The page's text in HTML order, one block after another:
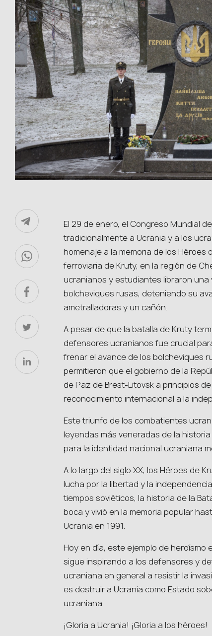
El 29 de enero, el Congreso Mundial
tradicionalmente a Ucrania y a los
homenaje a la memoria de los Héroes
ferroviaria de Kruty, en la región de
ucranianos y estudiantes libraron
bolcheviques rusas, deteniendo su
ametralladoras y un cañón.
A pesar de que la batalla de Kruty
defensores ucranianos fue crucial
frenar el avance de los bolcheviques
permitieron que el gobierno de la
de Paz de Brest-Litovsk a principios
reconocimiento internacional a la
Este triunfo de los combatientes
leyendas más veneradas de la
para la identidad nacional ucraniana
A lo largo del siglo XX, los Héroes de
lucha por la libertad y la
tiempos soviéticos, la historia de la
boca y vivió en la memoria popular
Ucrania en 1991.
Hoy en día, este ejemplo de heroísmo
sigue inspirando a los defensores y
ucraniana en general a resistir la
es destruir a Ucrania como Estado
ucraniana.
¡Gloria a Ucrania! ¡Gloria a los héroes!